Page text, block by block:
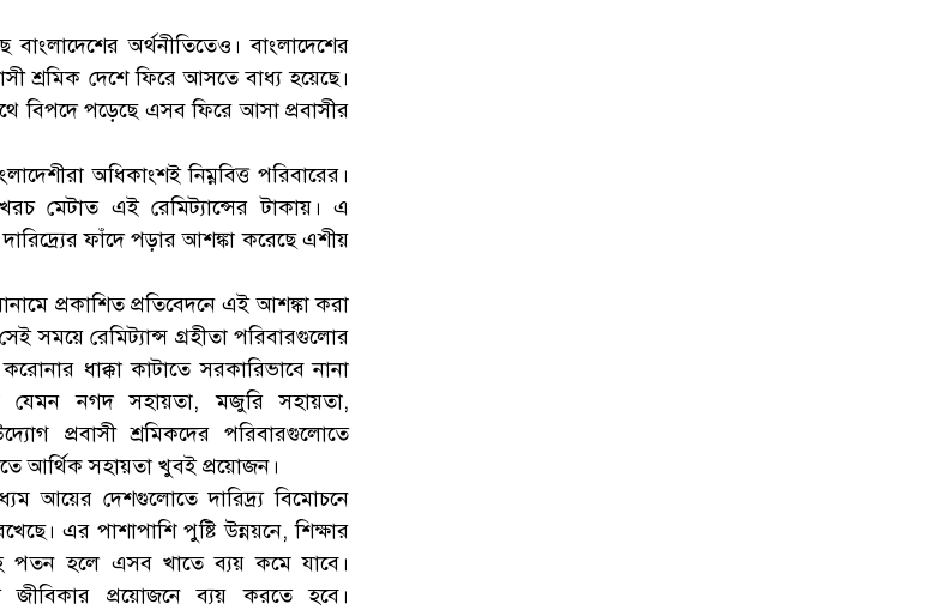
বাংলাদেশের অর্থনীতিতেও। বাংলাদেশের
শ্রমিক দেশে ফিরে আসতে বাধ্য হয়েছে।
বিপদে পড়েছে এসব ফিরে আসা প্রবাসীর
অধিকাংশই নিম্নবিত্ত পরিবারের।
মেটাত এই রেমিট্যান্সের টাকায়। এ
ফাঁদে পড়ার আশঙ্কা করেছে এশীয়
প্রকাশিত প্রতিবেদনে এই আশঙ্কা করা
সময়ে রেমিট্যান্স গ্রহীতা পরিবারগুলোর
ধাক্কা কাটাতে সরকারিভাবে নানা
যেমন নগদ সহায়তা, মজুরি সহায়তা,
প্রবাসী শ্রমিকদের পরিবারগুলোতে
আর্থিক সহায়তা খুবই প্রয়োজন।
আয়ের দেশগুলোতে দারিদ্র্য বিমোচনে
এর পাশাপাশি পুষ্টি উন্নয়নে, শিক্ষার
পতন হলে এসব খাতে ব্যয় কমে যাবে।
জীবিকার প্রয়োজনে ব্যয় করতে হবে।